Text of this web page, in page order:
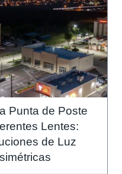
Punta de Poste
Lentes:
de Luz